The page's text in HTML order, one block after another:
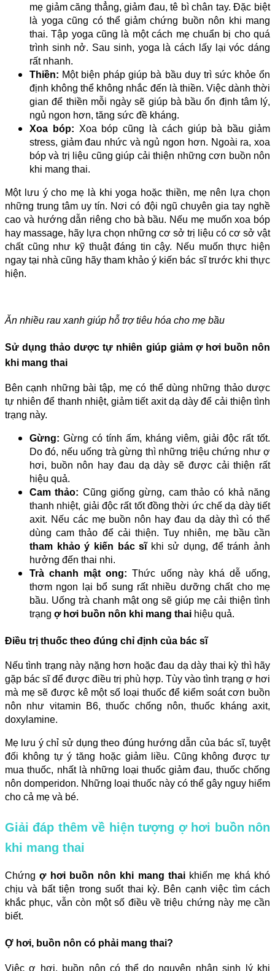
mẹ giảm căng thẳng, giảm đau, tê bì chân tay. Đặc biệt
là yoga cũng có thể giảm chứng buồn nôn khi mang
thai. Tập yoga cũng là một cách mẹ chuẩn bị cho quá
trình sinh nở. Sau sinh, yoga là cách lấy lại vóc dáng
rất nhanh.
Thiền: Một biện pháp giúp bà bầu duy trì sức khỏe ổn
định không thể không nhắc đến là thiền. Việc dành thời
gian để thiền mỗi ngày sẽ giúp bà bầu ổn định tâm lý,
ngủ ngon hơn, tăng sức đề kháng.
Xoa bóp: Xoa bóp cũng là cách giúp bà bầu giảm
stress, giảm đau nhức và ngủ ngon hơn. Ngoài ra, xoa
bóp và trị liệu cũng giúp cải thiện những cơn buồn nôn
khi mang thai.
Một lưu ý cho mẹ là khi yoga hoặc thiền, mẹ nên lựa chọn
những trung tâm uy tín. Nơi có đội ngũ chuyên gia tay nghề
cao và hướng dẫn riêng cho bà bầu. Nếu mẹ muốn xoa bóp
hay massage, hãy lựa chọn những cơ sở trị liệu có cơ sở vật
chất cũng như kỹ thuật đáng tin cậy. Nếu muốn thực hiện
ngay tại nhà cũng hãy tham khảo ý kiến bác sĩ trước khi thực
hiện.
Ăn nhiều rau xanh giúp hỗ trợ tiêu hóa cho mẹ bầu
Sử dụng thảo dược tự nhiên giúp giảm ợ hơi buồn nôn
khi mang thai
Bên cạnh những bài tập, mẹ có thể dùng những thảo dược
tự nhiên để thanh nhiệt, giảm tiết axit dạ dày để cải thiện tình
trạng này.
Gừng: Gừng có tính ấm, kháng viêm, giải độc rất tốt.
Do đó, nếu uống trà gừng thì những triệu chứng như ợ
hơi, buồn nôn hay đau dạ dày sẽ được cải thiện rất
hiệu quả.
Cam thảo: Cũng giống gừng, cam thảo có khả năng
thanh nhiệt, giải độc rất tốt đồng thời ức chế dạ dày tiết
axit. Nếu các mẹ buồn nôn hay đau dạ dày thì có thể
dùng cam thảo để cải thiện. Tuy nhiên, mẹ bầu cần
tham khảo ý kiến bác sĩkhi sử dụng, để tránh ảnh
hưởng đến thai nhi.
Trà chanh mật ong: Thức uống này khá dễ uống,
thơm ngon lại bổ sung rất nhiều dưỡng chất cho mẹ
bầu. Uống trà chanh mật ong sẽ giúp mẹ cải thiện tình
trạng ợ hơi buồn nôn khi mang thai hiệu quả.
Điều trị thuốc theo đúng chỉ định của bác sĩ
Nếu tình trạng này nặng hơn hoặc đau dạ dày thai kỳ thì hãy
gặp bác sĩ để được điều trị phù hợp. Tùy vào tình trạng ợ hơi
mà mẹ sẽ được kê một số loại thuốc để kiểm soát cơn buồn
nôn như vitamin B6, thuốc chống nôn, thuốc kháng axit,
doxylamine.
Mẹ lưu ý chỉ sử dụng theo đúng hướng dẫn của bác sĩ, tuyệt
đối không tự ý tăng hoặc giảm liều. Cũng không được tự
mua thuốc, nhất là những loại thuốc giảm đau, thuốc chống
nôn domperidon. Những loại thuốc này có thể gây nguy hiểm
cho cả mẹ và bé.
Giải đáp thêm về hiện tượng ợ hơi buồn nôn
khi mang thai
Chứngợ hơi buồn nôn khi mang thaikhiến mẹ khá khó
chịu và bất tiện trong suốt thai kỳ. Bên cạnh việc tìm cách
khắc phục, vẫn còn một số điều về triệu chứng này mẹ cần
biết.
Ợ hơi, buồn nôn có phải mang thai?
Việc ợ hơi, buồn nôn có thể do nguyên nhân sinh lý khi